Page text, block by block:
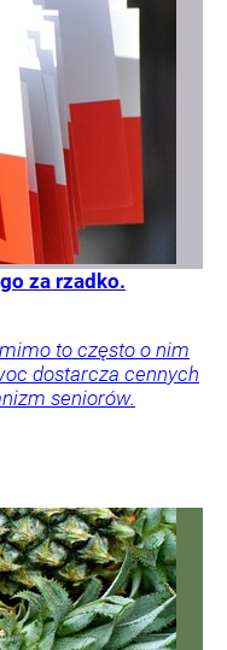
za rzadko.
to często o nim
dostarcza cennych
seniorów.